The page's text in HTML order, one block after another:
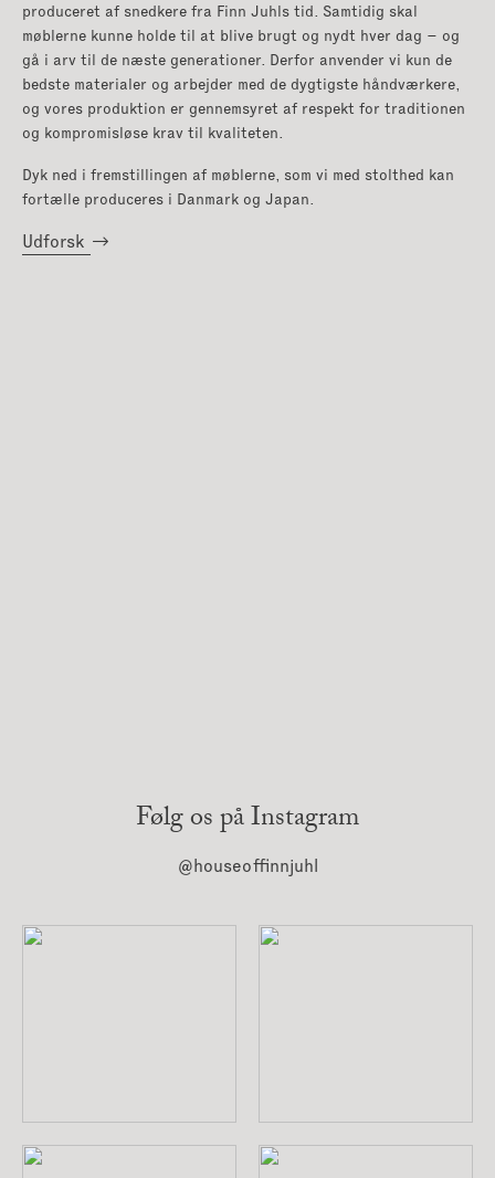
produceret af snedkere fra Finn Juhls tid. Samtidig skal
møblerne kunne holde til at blive brugt og nydt hver dag – og
gå i arv til de næste generationer. Derfor anvender vi kun de
bedste materialer og arbejder med de dygtigste håndværkere,
og vores produktion er gennemsyret af respekt for traditionen
og kompromisløse krav til kvaliteten.
Dyk ned i fremstillingen af møblerne, som vi med stolthed kan
fortælle produceres i Danmark og Japan.
Udforsk
Følg os på Instagram
@houseoffinnjuhl